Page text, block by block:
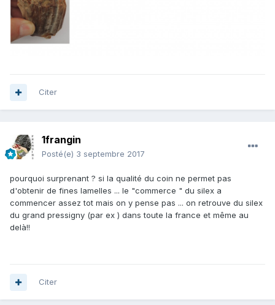
Citer
1frangin
Posté(e) 3 septembre 2017
pourquoi surprenant ? si la qualité du coin ne permet pas
d'obtenir de fines lamelles ... le "commerce " du silex a
commencer assez tot mais on y pense pas ... on retrouve du silex
du grand pressigny (par ex ) dans toute la france et même au
delà!!
Citer